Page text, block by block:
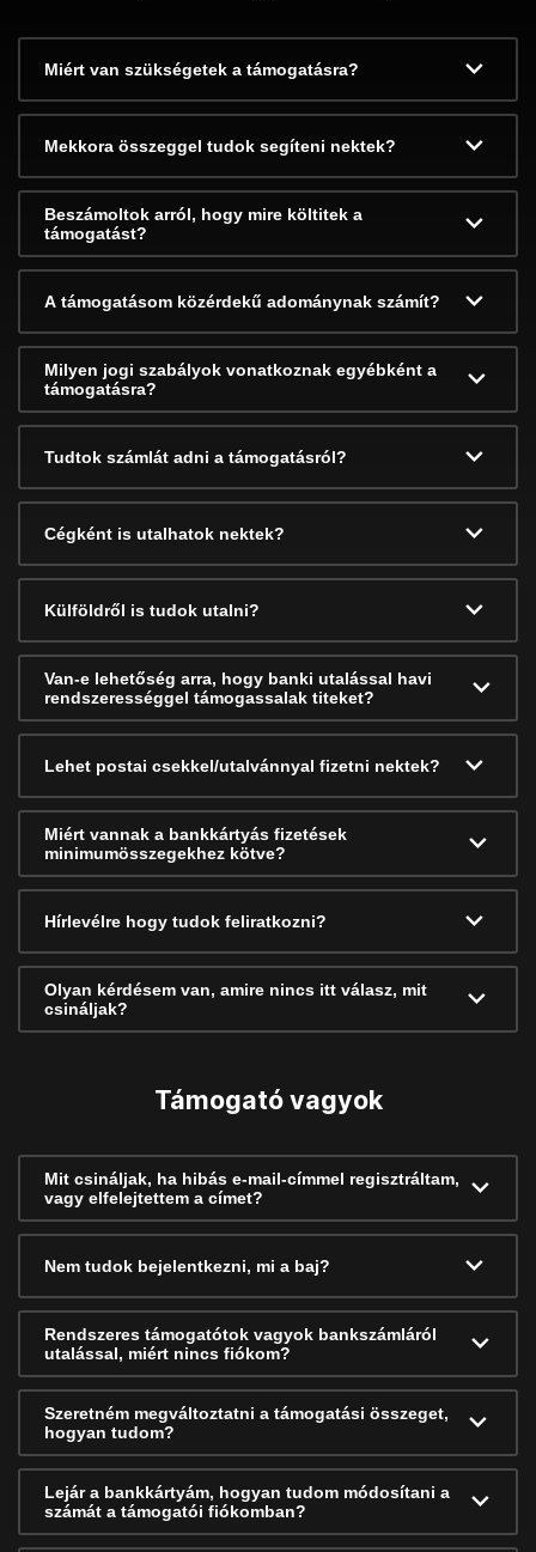
Miért van szükségetek a támogatásra?
Mekkora összeggel tudok segíteni nektek?
Beszámoltok arról, hogy mire költitek a
támogatást?
A támogatásom közérdekű adománynak számít?
Milyen jogi szabályok vonatkoznak egyébként a
támogatásra?
Tudtok számlát adni a támogatásról?
Cégként is utalhatok nektek?
Külföldről is tudok utalni?
Van-e lehetőség arra, hogy banki utalással havi
rendszerességgel támogassalak titeket?
Lehet postai csekkel/utalvánnyal fizetni nektek?
Miért vannak a bankkártyás fizetések
minimumösszegekhez kötve?
Hírlevélre hogy tudok feliratkozni?
Olyan kérdésem van, amire nincs itt válasz, mit
csináljak?
Támogató vagyok
Mit csináljak, ha hibás e-mail-címmel regisztráltam,
vagy elfelejtettem a címet?
Nem tudok bejelentkezni, mi a baj?
Rendszeres támogatótok vagyok bankszámláról
utalással, miért nincs fiókom?
Szeretném megváltoztatni a támogatási összeget,
hogyan tudom?
Lejár a bankkártyám, hogyan tudom módosítani a
számát a támogatói fiókomban?